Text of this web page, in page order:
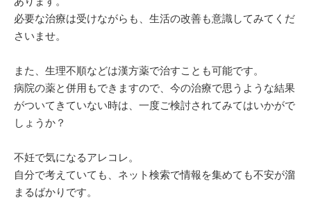
必要な治療は受けながらも、生活の改善も意識してみてくだ
さいませ。
また、生理不順などは漢方薬で治すことも可能です。
病院の薬と併用もできますので、今の治療で思うような結果
がついてきていない時は、一度ご検討されてみてはいかがで
しょうか？
不妊で気になるアレコレ。
自分で考えていても、ネット検索で情報を集めても不安が溜
まるばかりです。